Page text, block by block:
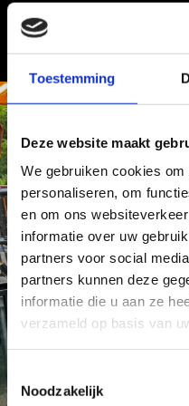
Toestemming
Deze website maakt
We gebruiken cookies
personaliseren, om
en om ons
informatie over uw
partners voor social
partners kunnen deze
informatie die u aan ze
verzameld op basis van
T
o
Noodzakelijk